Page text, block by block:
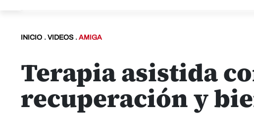
INICIO . VIDEOS . AMIGA
Terapia asistida
recuperación y